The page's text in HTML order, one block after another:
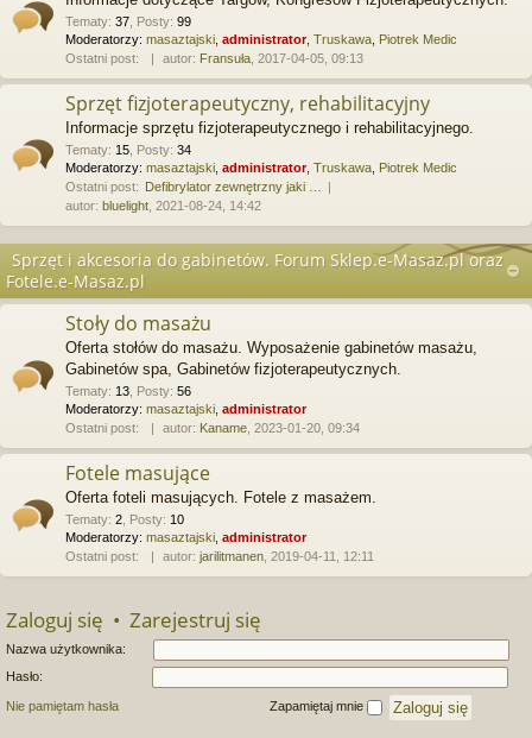
Tematy: 37 Posty: 99
Moderatorzy: masaztajski administrator, Truskawa Piotrek Medic
Ostatni post:
autor: Fransuła , 2017-04-05, 09:13
Sprzęt fizjoterapeutyczny, rehabilitacyjny
Informacje sprzętu fizjoterapeutycznego i rehabilitacyjnego.
Tematy: 15 Posty: 34
Moderatorzy: masaztajski administrator, Truskawa Piotrek Medic
Ostatni post: Defibrylator zewnętrzny jaki …
autor: bluelight , 2021-08-24, 14:42
Sprzęt i akcesoria do gabinetów. Forum Sklep.e-Masaz.pl oraz
Fotele.e-Masaz.pl
Stoły do masażu
Oferta stołów do masażu. Wyposażenie gabinetów masażu,
Gabinetów spa, Gabinetów fizjoterapeutycznych.
Tematy: 13 Posty: 56
Moderatorzy: masaztajski administrator
Ostatni post:
autor: Kaname , 2023-01-20, 09:34
Fotele masujące
Oferta foteli masujących. Fotele z masażem.
Tematy: 2 Posty: 10
Moderatorzy: masaztajski administrator
Ostatni post:
autor: jarilitmanen , 2019-04-11, 12:11
Zaloguj się • Zarejestruj się
Nazwa użytkownika:
Hasło:
Nie pamiętam hasła Zapamiętaj mnie